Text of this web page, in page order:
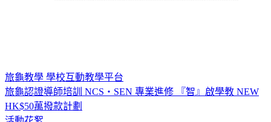
旅龜教學 學校互動教學平台
旅龜認證導師培訓
NCS・SEN 專業進修 『智』啟學教 NEW
HK$50萬撥款計劃